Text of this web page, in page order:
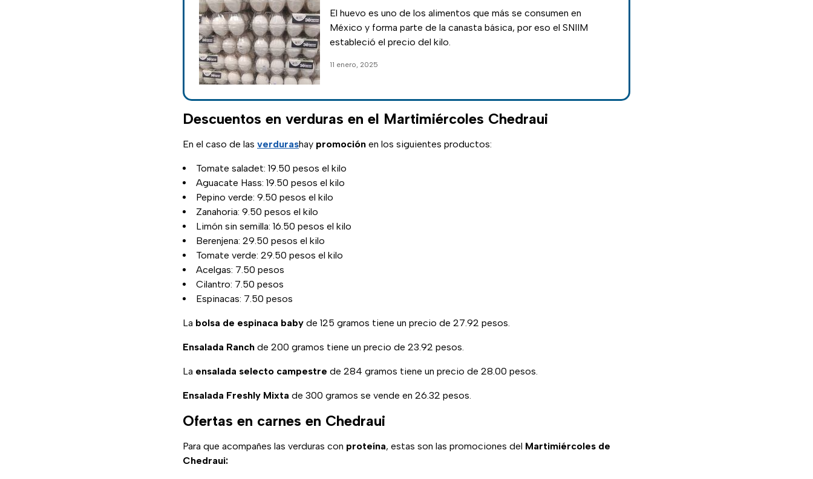
El huevo es uno de los alimentos que más se consumen en
México y forma parte de la canasta básica, por eso el SNIIM
estableció el precio del kilo.
11 enero, 2025
Descuentos en verduras en el Martimiércoles Chedraui
En el caso de las verdurashay promoción en los siguientes productos:
Tomate saladet: 19.50 pesos el kilo
Aguacate Hass: 19.50 pesos el kilo
Pepino verde: 9.50 pesos el kilo
Zanahoria: 9.50 pesos el kilo
Limón sin semilla: 16.50 pesos el kilo
Berenjena: 29.50 pesos el kilo
Tomate verde: 29.50 pesos el kilo
Acelgas: 7.50 pesos
Cilantro: 7.50 pesos
Espinacas: 7.50 pesos
La bolsa de espinaca baby de 125 gramos tiene un precio de 27.92 pesos.
Ensalada Ranch de 200 gramos tiene un precio de 23.92 pesos.
La ensalada selecto campestre de 284 gramos tiene un precio de 28.00 pesos.
Ensalada Freshly Mixta de 300 gramos se vende en 26.32 pesos.
Ofertas en carnes en Chedraui
Para que acompañes las verduras con proteína, estas son las promociones del Martimiércoles de
Chedraui: